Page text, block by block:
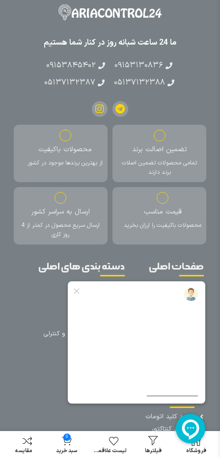
ما 24 ساعت شبانه روز در کنار شما هستیم
۰۹۱۵۳۱۳۰۸۳۶
۰۹۱۵۳۸۴۵۴۰۲
۰۵۱۳۷۱۳۲۳۸۸
۰۵۱۳۷۱۳۲۳۸۷
تضمین اصالت برند
تمامی محصولات تضمین اصلات
برند دارند
محصولات باکیفیت
از بهترین برندها موجود در کشور
قیمت مناسب
محصولات باکیفیت را ارزان بخرید
ارسال به سراسر کشور
ارسال سریع محصول در کمتر از 4
روز کاری
صفحات اصلی
خانه
دسته بندی های اصلی
تجهیزات حفاظتی و کنترلی
سایر دسته بندی ها
خرید کلید اتومات
خرید کنتاکتور
خرید فیوز
مینیاتوری
فروشگاه فیلترها لیست علاقمندی
0
سبد خرید مقایسه